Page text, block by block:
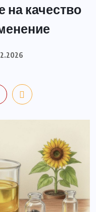
на качество